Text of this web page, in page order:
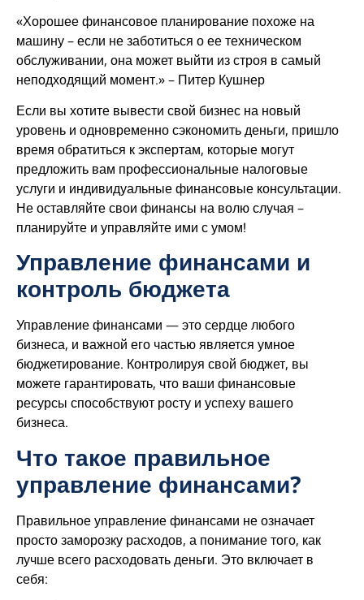
«Хорошее финансовое планирование похоже на
машину – если не заботиться о ее техническом
обслуживании, она может выйти из строя в самый
неподходящий момент.» – Питер Кушнер
Если вы хотите вывести свой бизнес на новый
уровень и одновременно сэкономить деньги, пришло
время обратиться к экспертам, которые могут
предложить вам профессиональные налоговые
услуги и индивидуальные финансовые консультации.
Не оставляйте свои финансы на волю случая –
планируйте и управляйте ими с умом!
Управление финансами и
контроль бюджета
Управление финансами — это сердце любого
бизнеса, и важной его частью является умное
бюджетирование. Контролируя свой бюджет, вы
можете гарантировать, что ваши финансовые
ресурсы способствуют росту и успеху вашего
бизнеса.
Что такое правильное
управление финансами?
Правильное управление финансами не означает
просто заморозку расходов, а понимание того, как
лучше всего расходовать деньги. Это включает в
себя: